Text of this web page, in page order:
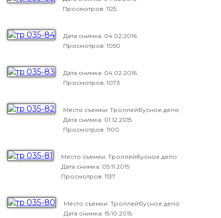
Просмотров: 1125
Дата снимка: 04.02.2016
Просмотров: 1050
Дата снимка: 04.02.2016
Просмотров: 1073
Место съемки: Троллейбусное депо
Дата снимка: 01.12.2015
Просмотров: 1100
Место съемки: Троллейбусное депо
Дата снимка: 05.11.2015
Просмотров: 1137
Место съемки: Троллейбусное депо
Дата снимка: 15.10.2015